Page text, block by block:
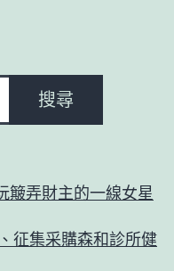
搜尋
簸弄財主的一線女星
征集采購森和診所健